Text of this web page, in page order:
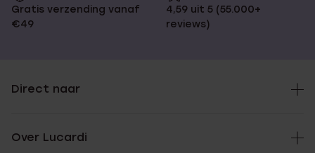
Gratis verzending vanaf
€49
4,59 uit 5 (55.000+
reviews)
Direct naar
Over Lucardi